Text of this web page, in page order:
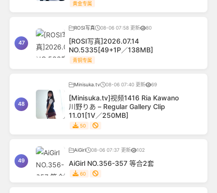
黄金专属
47
ROSI写真 08-06 07:58 更新 80
[ROSI写真]2026.07.14
NO.5335[49+1P／138MB]
青铜专属
48
Minisuka.tv 08-06 07:40 更新 69
[Minisuka.tv]视频1416 Ria Kawano
川野りあ – Regular Gallery Clip
11.01[1V／250MB]
50
49
AiGirl 08-06 07:37 更新 102
AiGirl NO.356-357 等合2套
60